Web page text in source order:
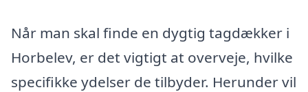
Når man skal finde en dygtig tagdækker i
Horbelev, er det vigtigt at overveje, hvilke
specifikke ydelser de tilbyder. Herunder vil